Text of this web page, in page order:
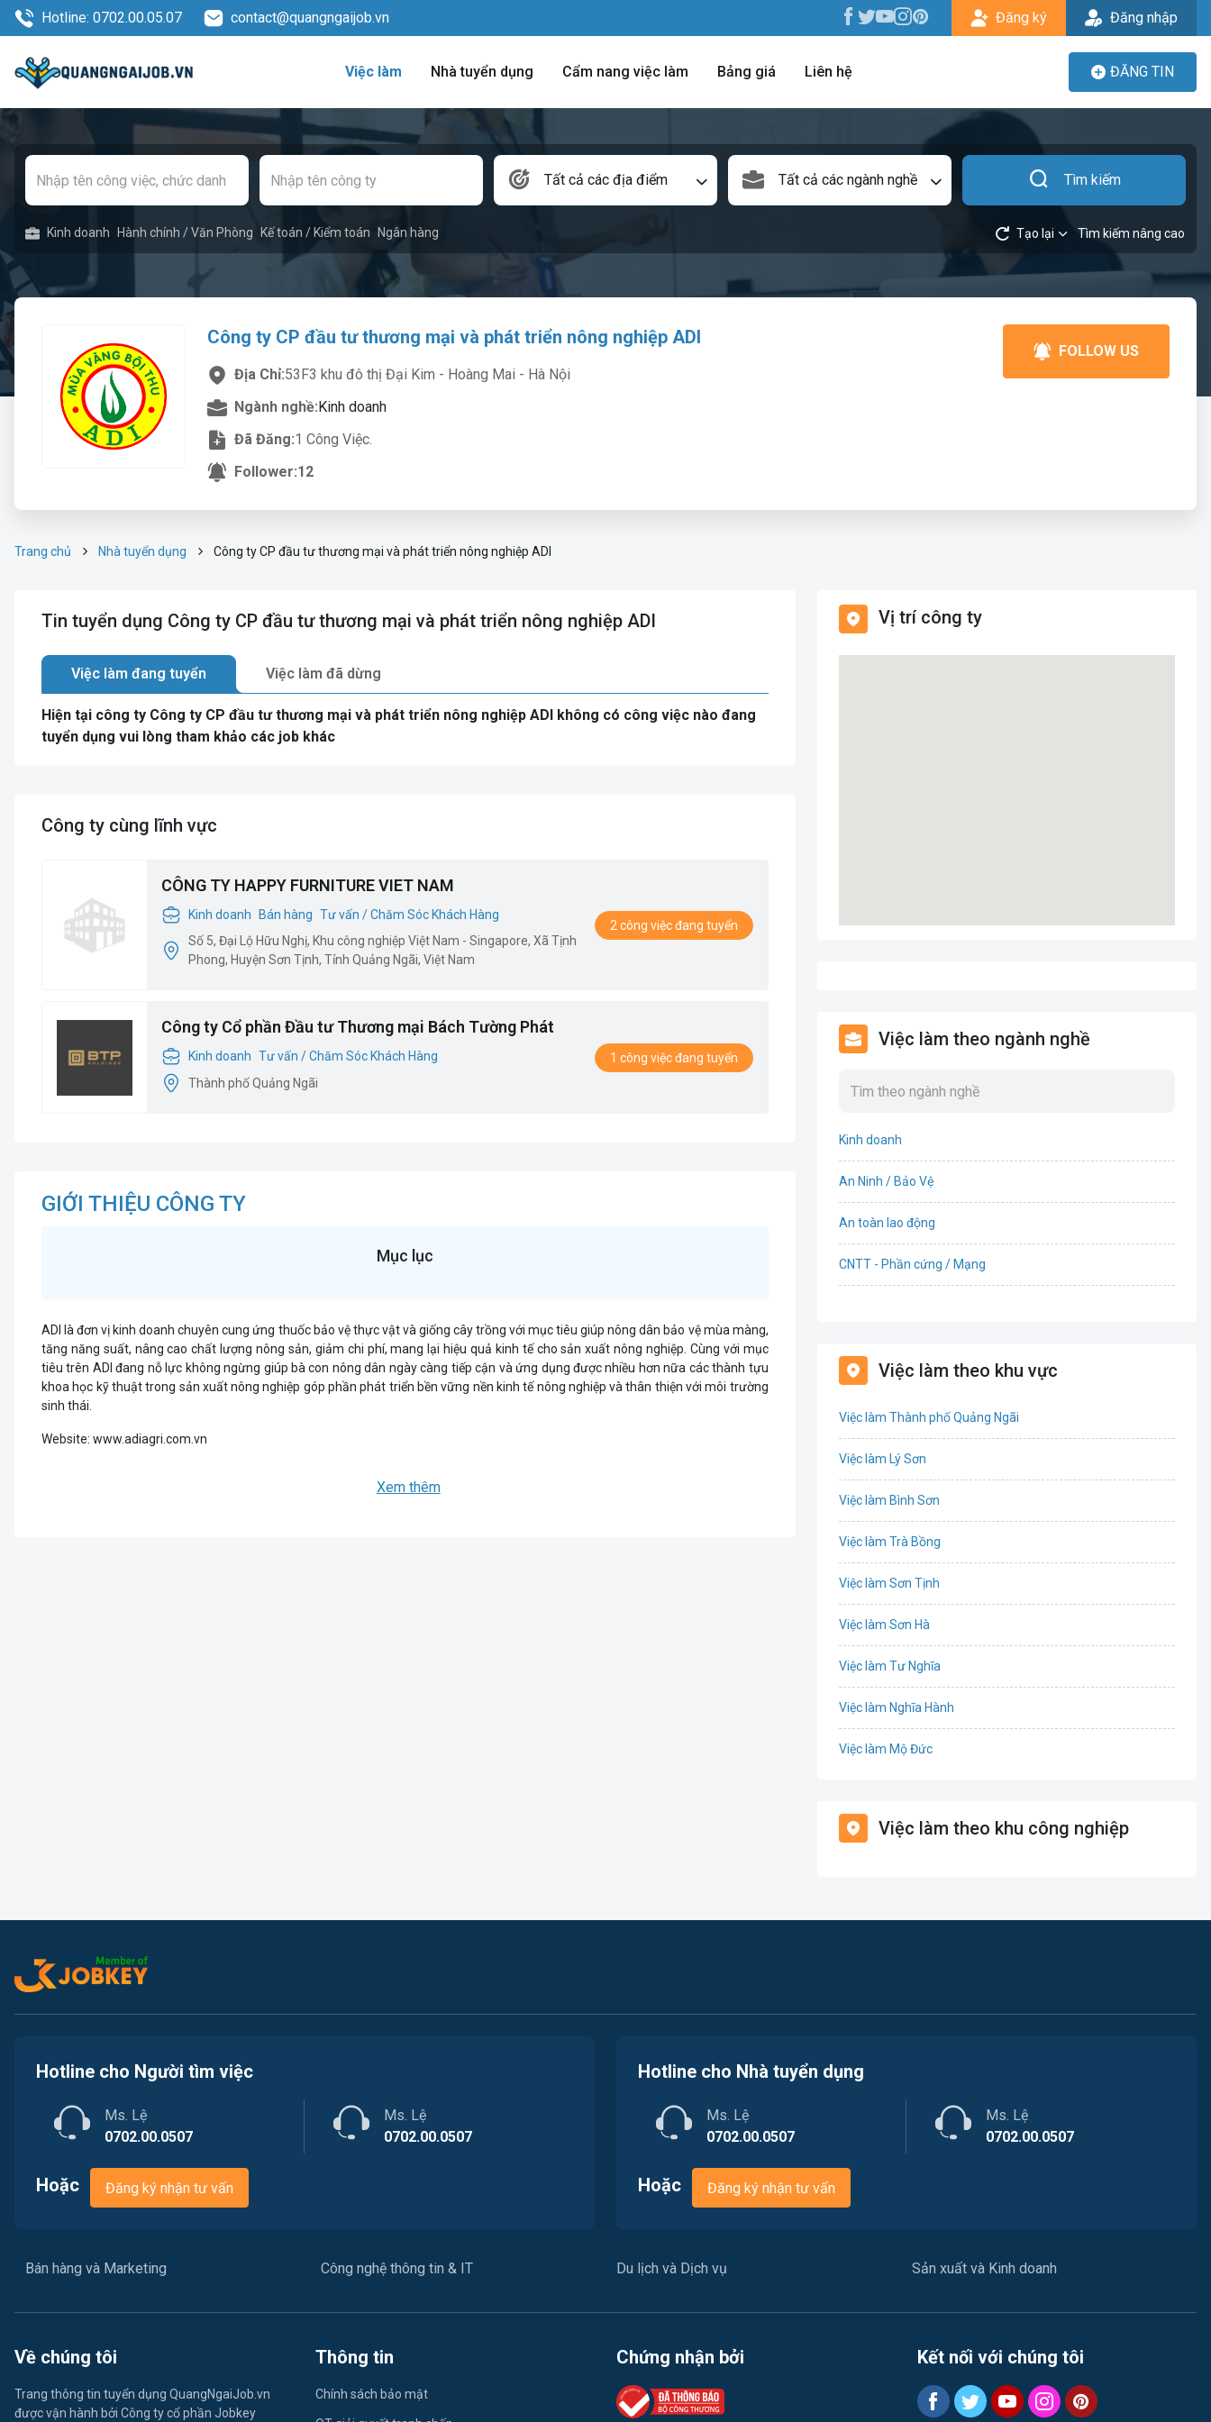
Hotline: 0702.00.05.07 contact@quangngaijob.vn Đăng ký Đăng nhập
Việc làm Nhà tuyển dụng Cẩm nang việc làm Bảng giá Liên hệ ĐĂNG TIN
Tất cả các địa điểm Tất cả các ngành nghề Tìm kiếm
Kinh doanh Hành chính / Văn Phòng Kế toán / Kiểm toán Ngân hàng Tạo lại Tìm kiếm nâng cao
Công ty CP đầu tư thương mại và phát triển nông nghiệp ADI
Địa Chỉ:53F3 khu đô thị Đại Kim - Hoàng Mai - Hà Nội
Ngành nghề:Kinh doanh
Đã Đăng:1 Công Việc.
Follower:12
FOLLOW US
Trang chủ Nhà tuyển dụng Công ty CP đầu tư thương mại và phát triển nông nghiệp ADI
Tin tuyển dụng Công ty CP đầu tư thương mại và phát triển nông nghiệp ADI
Việc làm đang tuyển Việc làm đã dừng
Hiện tại công ty Công ty CP đầu tư thương mại và phát triển nông nghiệp ADI không có công việc nào đang
tuyển dụng vui lòng tham khảo các job khác
Công ty cùng lĩnh vực
CÔNG TY HAPPY FURNITURE VIET NAM
Kinh doanh Bán hàng Tư vấn / Chăm Sóc Khách Hàng
Số 5, Đại Lộ Hữu Nghị, Khu công nghiệp Việt Nam - Singapore, Xã Tịnh
Phong, Huyện Sơn Tịnh, Tỉnh Quảng Ngãi, Việt Nam
2 công việc đang tuyển
Công ty Cổ phần Đầu tư Thương mại Bách Tường Phát
Kinh doanh Tư vấn / Chăm Sóc Khách Hàng
Thành phố Quảng Ngãi
1 công việc đang tuyển
GIỚI THIỆU CÔNG TY
Mục lục
ADI là đơn vị kinh doanh chuyên cung ứng thuốc bảo vệ thực vật và giống cây trồng với mục tiêu giúp nông dân bảo vệ mùa màng,
tăng năng suất, nâng cao chất lượng nông sản, giảm chi phí, mang lại hiệu quả kinh tế cho sản xuất nông nghiệp. Cùng với mục
tiêu trên ADI đang nỗ lực không ngừng giúp bà con nông dân ngày càng tiếp cận và ứng dụng được nhiều hơn nữa các thành tựu
khoa học kỹ thuật trong sản xuất nông nghiệp góp phần phát triển bền vững nền kinh tế nông nghiệp và thân thiện với môi trường
sinh thái.
Website: www.adiagri.com.vn
Xem thêm
Vị trí công ty
Việc làm theo ngành nghề
Kinh doanh
An Ninh / Bảo Vệ
An toàn lao động
CNTT - Phần cứng / Mạng
Bất động sản
Hàng hải / Hàng không
Truyền Hình / Quảng Cáo Marketing
Việc làm theo khu vực
Việc làm Thành phố Quảng Ngãi
Việc làm Lý Sơn
Việc làm Bình Sơn
Việc làm Trà Bồng
Việc làm Sơn Tịnh
Việc làm Sơn Hà
Việc làm Tư Nghĩa
Việc làm Nghĩa Hành
Việc làm Mộ Đức
Việc làm Ba Tơ
Việc làm theo khu công nghiệp
Hotline cho Người tìm việc
Ms. Lệ
0702.00.0507
Ms. Lệ
0702.00.0507
Hoặc Đăng ký nhận tư vấn
Hotline cho Nhà tuyển dụng
Ms. Lệ
0702.00.0507
Ms. Lệ
0702.00.0507
Hoặc Đăng ký nhận tư vấn
Bán hàng và Marketing Công nghệ thông tin & IT Du lịch và Dịch vụ Sản xuất và Kinh doanh
Về chúng tôi
Trang thông tin tuyển dụng QuangNgaiJob.vn
được vận hành bởi Công ty cổ phần Jobkey
Thông tin
Chính sách bảo mật
Chứng nhận bởi Kết nối với chúng tôi